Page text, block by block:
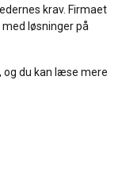
krav. Firmaet
løsninger på
og du kan læse mere